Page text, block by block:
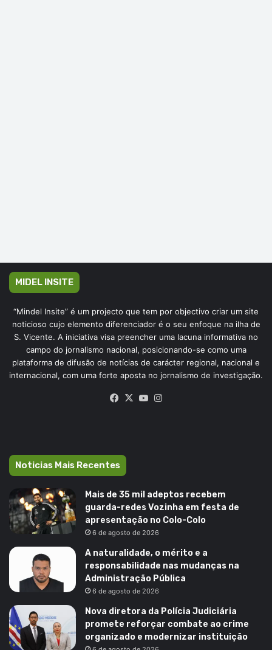
MIDEL INSITE
“Mindel Insite” é um projecto que tem por objectivo criar um site
noticioso cujo elemento diferenciador é o seu enfoque na ilha de
S. Vicente. A iniciativa visa preencher uma lacuna informativa no
campo do jornalismo nacional, posicionando-se como uma
plataforma de difusão de notícias de carácter regional, nacional e
internacional, com uma forte aposta no jornalismo de investigação.
Facebook
X YouTube
Noticias Mais Recentes
Mais de 35 mil adeptos recebem
guarda-redes Vozinha em festa de
apresentação no Colo-Colo
6 de agosto de 2026
A naturalidade, o mérito e a
responsabilidade nas mudanças na
Administração Pública
6 de agosto de 2026
Nova diretora da Polícia Judiciária
promete reforçar combate ao crime
organizado e modernizar instituição